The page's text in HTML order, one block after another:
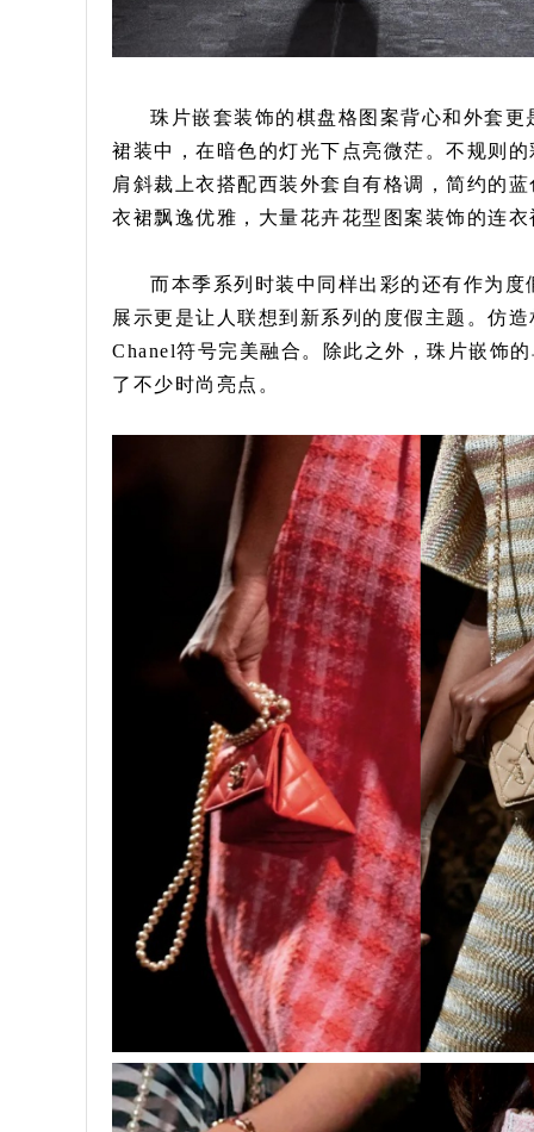
珠片嵌套装饰的棋盘格图案背心和外套
裙装中，在暗色的灯光下点亮微茫。不规则
肩斜裁上衣搭配西装外套自有格调，简约的
衣裙飘逸优雅，大量花卉花型图案装饰的连
而本季系列时装中同样出彩的还有作为
展示更是让人联想到新系列的度假主题。仿
Chanel符号完美融合。除此之外，珠片嵌饰
了不少时尚亮点。